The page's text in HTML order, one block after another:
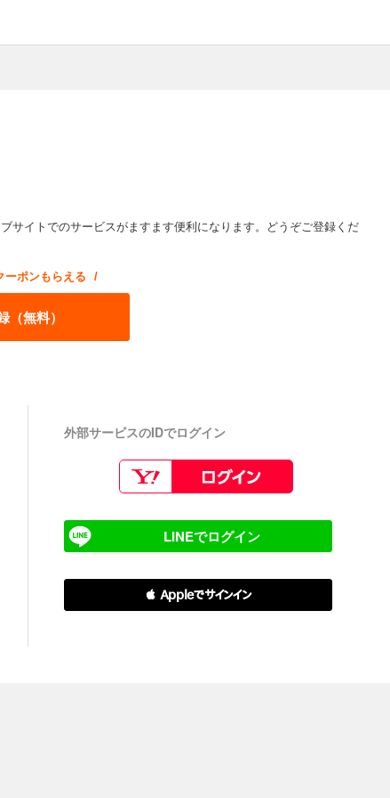
サイトでのサービスがますます便利になります。どうぞご登録くだ
ーポンもらえる /
（無料）
外部サービスのIDでログイン
LINEでログイン
 Appleでサインイン